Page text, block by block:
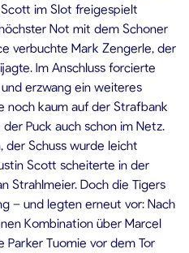
im Slot freigespielt
Not mit dem Schoner
verbuchte Mark Zengerle, der
Im Anschluss forcierte
erzwang ein weiteres
noch kaum auf der Strafbank
Puck auch schon im Netz.
der Schuss wurde leicht
Scott scheiterte in der
Strahlmeier. Doch die Tigers
– und legten erneut vor: Nach
Kombination über Marcel
Tuomie vor dem Tor